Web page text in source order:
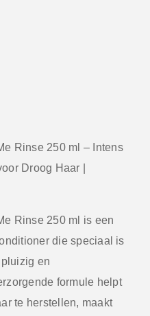
Rinse 250 ml – Intens
Droog Haar |
Rinse 250 ml is een
die speciaal is
en
formule helpt
te herstellen, maakt